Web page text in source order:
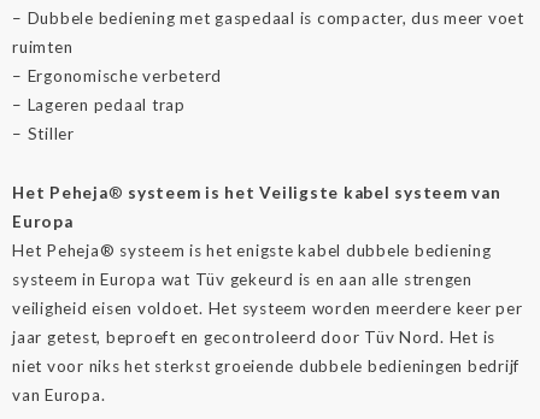
– Dubbele bediening met gaspedaal is compacter, dus meer voet
ruimten
– Ergonomische verbeterd
– Lageren pedaal trap
– Stiller
Het Peheja® systeem is het Veiligste kabel systeem van
Europa
Het Peheja® systeem is het enigste kabel dubbele bediening
systeem in Europa wat Tüv gekeurd is en aan alle strengen
veiligheid eisen voldoet. Het systeem worden meerdere keer per
jaar getest, beproeft en gecontroleerd door Tüv Nord. Het is
niet voor niks het sterkst groeiende dubbele bedieningen bedrijf
van Europa.